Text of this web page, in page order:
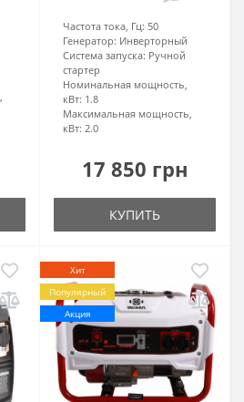
Частота тока, Гц: 50
Генератор: Инверторный
Система запуска: Ручной
стартер
Номинальная мощность,
кВт: 1.8
Максимальная мощность,
кВт: 2.0
17 850 грн
КУПИТЬ
Хит
Популярный
Акция